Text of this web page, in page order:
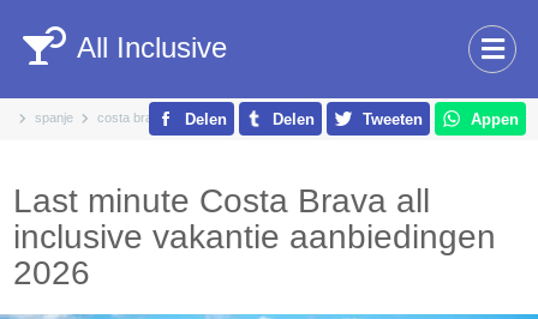
spanje costa brava
All Inclusive
Last minute Costa Brava all
inclusive vakantie aanbiedingen
2026
Delen Delen Tweeten Appen